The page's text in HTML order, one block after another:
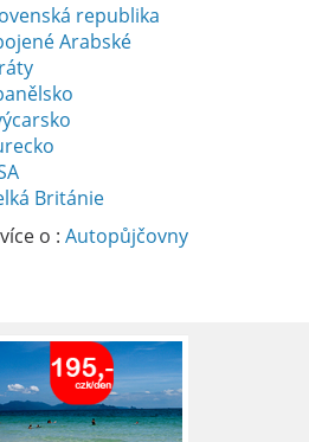
republika
Arabské
Británie
více o : Autopůjčovny